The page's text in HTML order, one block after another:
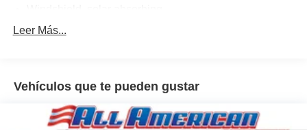
Wiper, rear intermittent with washer
Leer Más...
Vehículos que te pueden gustar